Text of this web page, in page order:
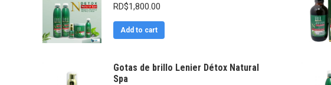
RD$1,800.00
Add to cart
Gotas de brillo Lenier Détox Natural
Spa